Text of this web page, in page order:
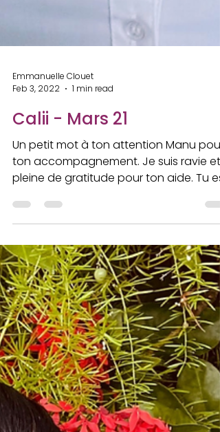
Emmanuelle Clouet
Feb 3, 2022
1 min read
Calii - Mars 21
Un petit mot à ton attention Manu pour
ton accompagnement. Je suis ravie et
pleine de gratitude pour ton aide. Tu es
à l’écoute, sans...